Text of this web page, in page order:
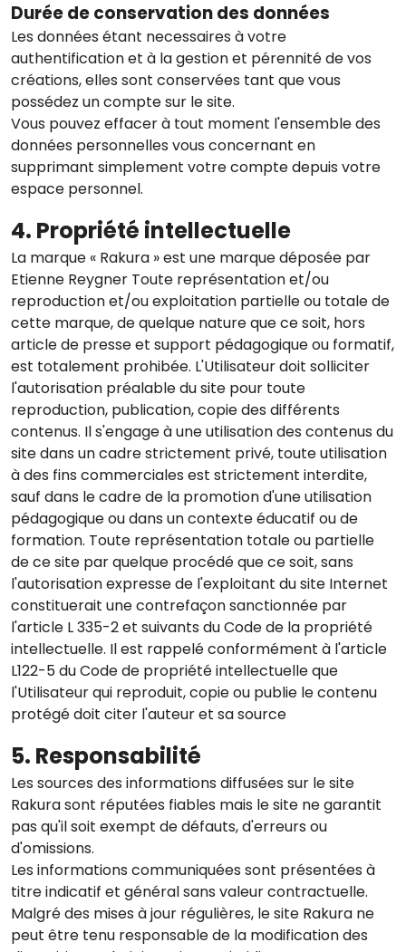
Durée de conservation des données
Les données étant necessaires à votre
authentification et à la gestion et pérennité de vos
créations, elles sont conservées tant que vous
possédez un compte sur le site.
Vous pouvez effacer à tout moment l'ensemble des
données personnelles vous concernant en
supprimant simplement votre compte depuis votre
espace personnel.
4. Propriété intellectuelle
La marque « Rakura » est une marque déposée par
Etienne Reygner Toute représentation et/ou
reproduction et/ou exploitation partielle ou totale de
cette marque, de quelque nature que ce soit, hors
article de presse et support pédagogique ou formatif,
est totalement prohibée. L'Utilisateur doit solliciter
l'autorisation préalable du site pour toute
reproduction, publication, copie des différents
contenus. Il s'engage à une utilisation des contenus du
site dans un cadre strictement privé, toute utilisation
à des fins commerciales est strictement interdite,
sauf dans le cadre de la promotion d'une utilisation
pédagogique ou dans un contexte éducatif ou de
formation. Toute représentation totale ou partielle
de ce site par quelque procédé que ce soit, sans
l'autorisation expresse de l'exploitant du site Internet
constituerait une contrefaçon sanctionnée par
l'article L 335-2 et suivants du Code de la propriété
intellectuelle. Il est rappelé conformément à l'article
L122-5 du Code de propriété intellectuelle que
l'Utilisateur qui reproduit, copie ou publie le contenu
protégé doit citer l'auteur et sa source
5. Responsabilité
Les sources des informations diffusées sur le site
Rakura sont réputées fiables mais le site ne garantit
pas qu'il soit exempt de défauts, d'erreurs ou
d'omissions.
Les informations communiquées sont présentées à
titre indicatif et général sans valeur contractuelle.
Malgré des mises à jour régulières, le site Rakura ne
peut être tenu responsable de la modification des